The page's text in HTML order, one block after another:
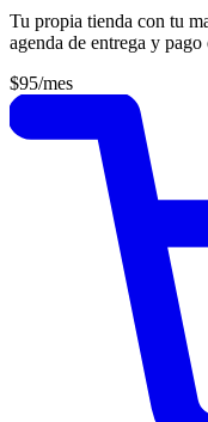
Tu propia tienda con tu
agenda de entrega y
$95/mes